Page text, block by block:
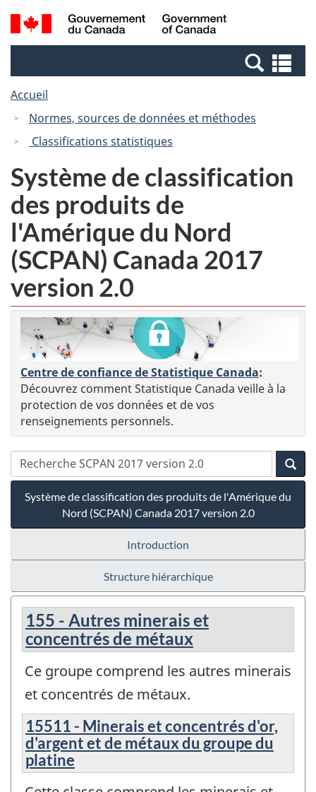
Passer
au
Passer
à
Canada
Recherche
et
et
Accueil
Normes, sources de données et méthodes
Classifications statistiques
Système de classification
des produits de
l'Amérique du Nord
(SCPAN) Canada 2017
version 2.0
Centre de confiance de Statistique Canada:
Découvrez comment Statistique Canada veille à la
protection de vos données et de vos
renseignements personnels.
Système de classification des produits de l'Amérique du
Nord (SCPAN) Canada 2017 version 2.0
Introduction
Structure hiérarchique
155 - Autres minerais et
concentrés de métaux
Ce groupe comprend les autres minerais
et concentrés de métaux.
15511 - Minerais et concentrés d'or,
d'argent et de métaux du groupe du
platine